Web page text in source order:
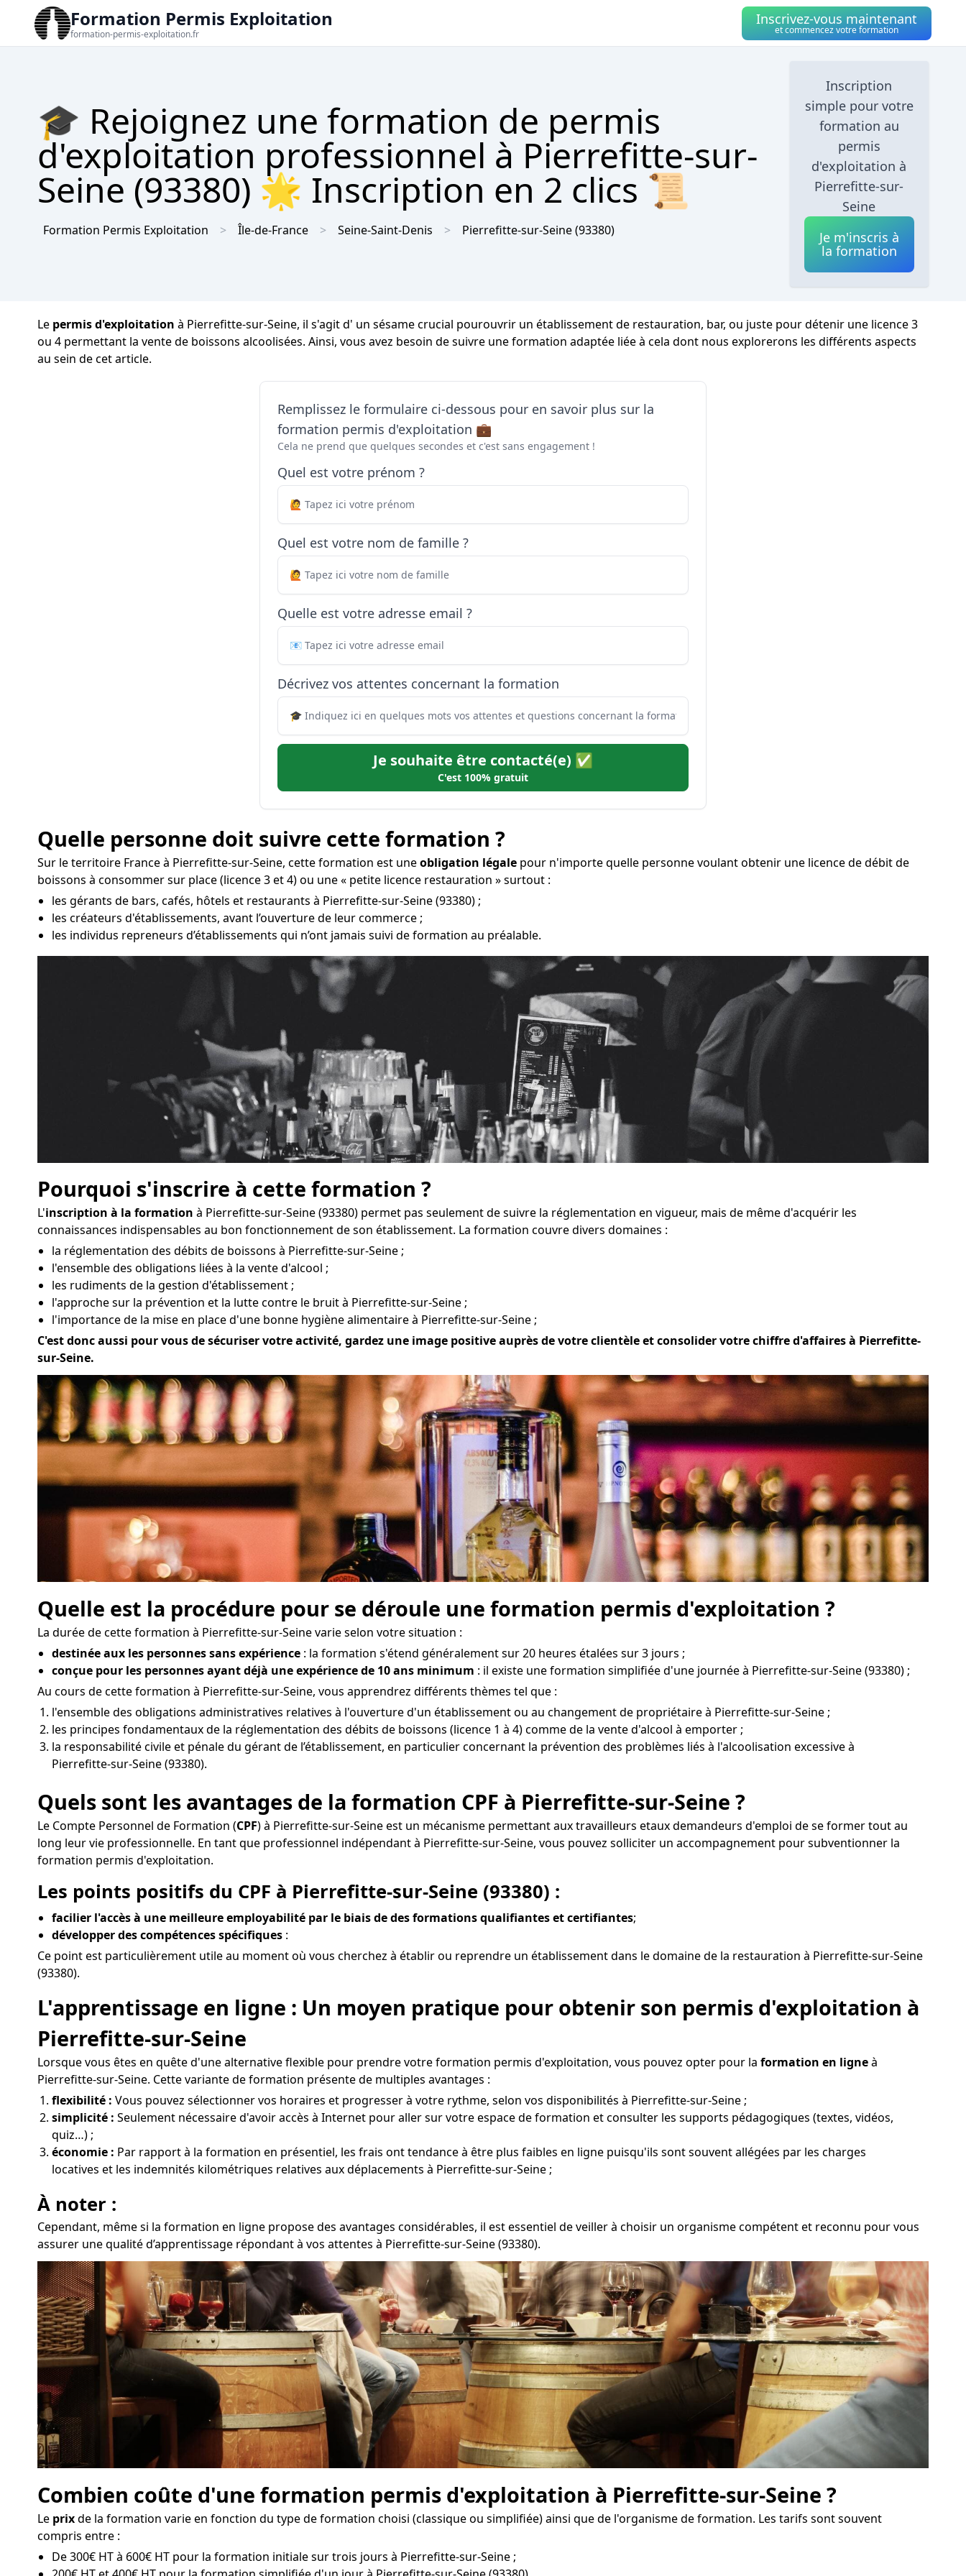
Formation Permis Exploitation
formation-permis-exploitation.fr
Inscrivez-vous maintenant
et commencez votre formation
🎓 Rejoignez une formation de permis
d'exploitation professionnel à Pierrefitte-sur-
Seine (93380) 🌟 Inscription en 2 clics 📜
Formation Permis Exploitation Île-de-France Seine-Saint-Denis Pierrefitte-sur-Seine(93380)
Inscription
simple pour votre
formation au
permis
d'exploitation à
Pierrefitte-sur-
Seine
Je m'inscris à
la formation
Le permis d'exploitation à Pierrefitte-sur-Seine, il s'agit d' un sésame crucial pourouvrir un établissement de restauration, bar, ou juste pour détenir une licence 3
ou 4 permettant la vente de boissons alcoolisées. Ainsi, vous avez besoin de suivre une formation adaptée liée à cela dont nous explorerons les différents aspects
au sein de cet article.
Remplissez le formulaire ci-dessous pour en savoir plus sur la
formation permis d'exploitation 💼
Cela ne prend que quelques secondes et c'est sans engagement !
Quel est votre prénom ?
Quel est votre nom de famille ?
Quelle est votre adresse email ?
Décrivez vos attentes concernant la formation
Je souhaite être contacté(e) ✅
C'est 100% gratuit
Quelle personne doit suivre cette formation ?
Sur le territoire France à Pierrefitte-sur-Seine, cette formation est uneobligation légale pour n'importe quelle personne voulant obtenir une licence de débit de
boissons à consommer sur place (licence 3 et 4) ou une « petite licence restauration » surtout :
les gérants de bars, cafés, hôtels et restaurants à Pierrefitte-sur-Seine (93380) ;
les créateurs d'établissements, avant l’ouverture de leur commerce ;
les individus repreneurs d’établissements qui n’ont jamais suivi de formation au préalable.
Pourquoi s'inscrire à cette formation ?
L'inscription à la formation à Pierrefitte-sur-Seine (93380) permet pas seulement de suivre la réglementation en vigueur, mais de même d'acquérir les
connaissances indispensables au bon fonctionnement de son établissement. La formation couvre divers domaines :
la réglementation des débits de boissons à Pierrefitte-sur-Seine ;
l'ensemble des obligations liées à la vente d'alcool ;
les rudiments de la gestion d'établissement ;
l'approche sur la prévention et la lutte contre le bruit à Pierrefitte-sur-Seine ;
l'importance de la mise en place d'une bonne hygiène alimentaire à Pierrefitte-sur-Seine ;
C'est donc aussi pour vous de sécuriser votre activité, gardez une image positive auprès de votre clientèle et consolider votre chiffre d'affaires à Pierrefitte-
sur-Seine.
Quelle est la procédure pour se déroule une formation permis d'exploitation ?
La durée de cette formation à Pierrefitte-sur-Seine varie selon votre situation :
destinée aux les personnes sans expérience : la formation s'étend généralement sur 20 heures étalées sur 3 jours ;
conçue pour les personnes ayant déjà une expérience de 10 ans minimum : il existe une formation simplifiée d'une journée à Pierrefitte-sur-Seine (93380) ;
Au cours de cette formation à Pierrefitte-sur-Seine, vous apprendrez différents thèmes tel que :
l'ensemble des obligations administratives relatives à l'ouverture d'un établissement ou au changement de propriétaire à Pierrefitte-sur-Seine ;
les principes fondamentaux de la réglementation des débits de boissons (licence 1 à 4) comme de la vente d'alcool à emporter ;
la responsabilité civile et pénale du gérant de l’établissement, en particulier concernant la prévention des problèmes liés à l'alcoolisation excessive à
Pierrefitte-sur-Seine (93380).
Quels sont les avantages de la formation CPF à Pierrefitte-sur-Seine ?
Le Compte Personnel de Formation (CPF) à Pierrefitte-sur-Seine est un mécanisme permettant aux travailleurs etaux demandeurs d'emploi de se former tout au
long leur vie professionnelle. En tant que professionnel indépendant à Pierrefitte-sur-Seine, vous pouvez solliciter un accompagnement pour subventionner la
formation permis d'exploitation.
Les points positifs du CPF à Pierrefitte-sur-Seine (93380) :
facilier l'accès à une meilleure employabilité par le biais de des formations qualifiantes et certifiantes;
développer des compétences spécifiques :
Ce point est particulièrement utile au moment où vous cherchez à établir ou reprendre un établissement dans le domaine de la restauration à Pierrefitte-sur-Seine
(93380).
L'apprentissage en ligne : Un moyen pratique pour obtenir son permis d'exploitation à
Pierrefitte-sur-Seine
Lorsque vous êtes en quête d'une alternative flexible pour prendre votre formation permis d'exploitation, vous pouvez opter pour la formation en ligneà
Pierrefitte-sur-Seine. Cette variante de formation présente de multiples avantages :
flexibilité : Vous pouvez sélectionner vos horaires et progresser à votre rythme, selon vos disponibilités à Pierrefitte-sur-Seine ;
simplicité : Seulement nécessaire d'avoir accès à Internet pour aller sur votre espace de formation et consulter les supports pédagogiques (textes, vidéos,
quiz…) ;
économie : Par rapport à la formation en présentiel, les frais ont tendance à être plus faibles en ligne puisqu'ils sont souvent allégées par les charges
locatives et les indemnités kilométriques relatives aux déplacements à Pierrefitte-sur-Seine ;
À noter :
Cependant, même si la formation en ligne propose des avantages considérables, il est essentiel de veiller à choisir un organisme compétent et reconnu pour vous
assurer une qualité d’apprentissage répondant à vos attentes à Pierrefitte-sur-Seine (93380).
Combien coûte d'une formation permis d'exploitation à Pierrefitte-sur-Seine ?
Le prixde la formation varie en fonction du type de formation choisi (classique ou simplifiée) ainsi que de l'organisme de formation. Les tarifs sont souvent
compris entre :
De 300€ HT à 600€ HT pour la formation initiale sur trois jours à Pierrefitte-sur-Seine ;